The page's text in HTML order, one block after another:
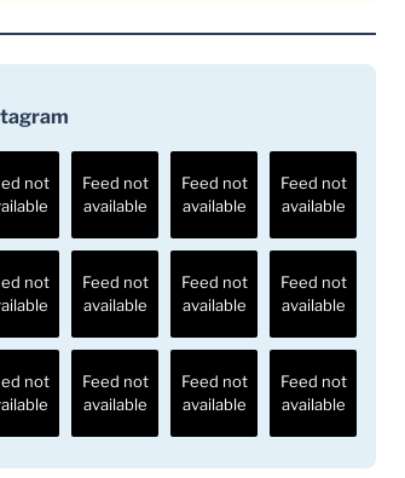
not
Feed not
available
Feed not
available
Feed not
available
not
Feed not
available
Feed not
available
Feed not
available
not
Feed not
available
Feed not
available
Feed not
available